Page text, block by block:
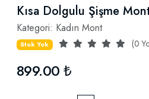
Kısa Dolgulu Şişme
Kategori: Kadın Mont
Stok Yok (0
899.00 ₺